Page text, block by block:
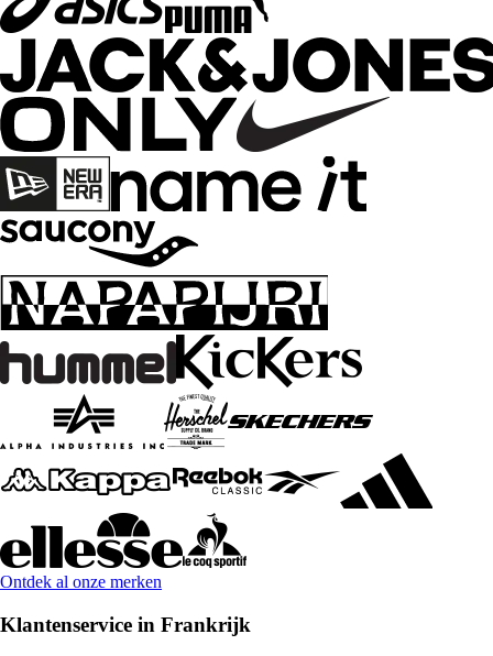
Ontdek al onze merken
Klantenservice in Frankrijk